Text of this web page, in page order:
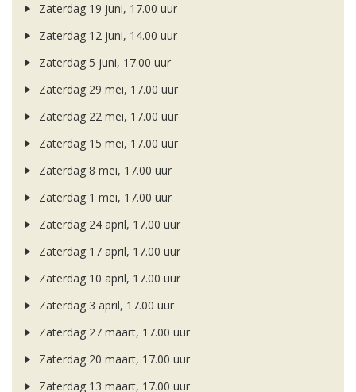
Zaterdag 19 juni, 17.00 uur
Zaterdag 12 juni, 14.00 uur
Zaterdag 5 juni, 17.00 uur
Zaterdag 29 mei, 17.00 uur
Zaterdag 22 mei, 17.00 uur
Zaterdag 15 mei, 17.00 uur
Zaterdag 8 mei, 17.00 uur
Zaterdag 1 mei, 17.00 uur
Zaterdag 24 april, 17.00 uur
Zaterdag 17 april, 17.00 uur
Zaterdag 10 april, 17.00 uur
Zaterdag 3 april, 17.00 uur
Zaterdag 27 maart, 17.00 uur
Zaterdag 20 maart, 17.00 uur
Zaterdag 13 maart, 17.00 uur